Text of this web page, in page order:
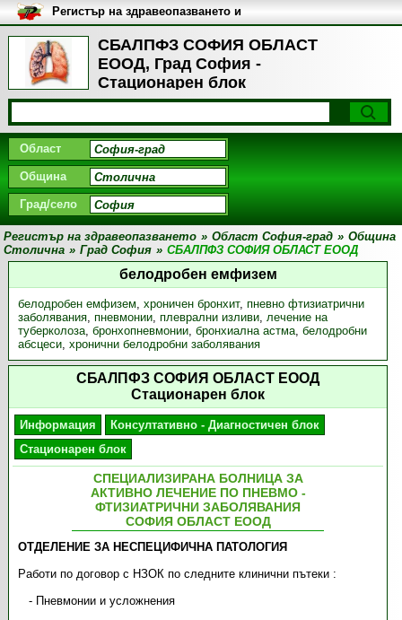
СБАЛПФЗ СОФИЯ ОБЛАСТ
ЕООД, Град София -
Стационарен блок
Регистър на здравеопазването и
медицинските заведения в
България
Област
Община
Град/село
Регистър на здравеопазването » Област София-град » Община
Столична » Град София » СБАЛПФЗ СОФИЯ ОБЛАСТ ЕООД
белодробен емфизем
белодробен емфизем, хроничен бронхит, пневно фтизиатрични
заболявания, пневмонии, плеврални изливи, лечение на
туберколоза, бронхопневмонии, бронхиална астма, белодробни
абсцеси, хронични белодробни заболявания
СБАЛПФЗ СОФИЯ ОБЛАСТ ЕООД
Стационарен блок
Информация
Консултативно - Диагностичен блок
Стационарен блок
СПЕЦИАЛИЗИРАНА БОЛНИЦА ЗА
АКТИВНО ЛЕЧЕНИЕ ПО ПНЕВМО -
ФТИЗИАТРИЧНИ ЗАБОЛЯВАНИЯ
СОФИЯ ОБЛАСТ ЕООД
ОТДЕЛЕНИЕ ЗА НЕСПЕЦИФИЧНА ПАТОЛОГИЯ
Работи по договор с НЗОК по следните клинични пътеки :
- Пневмонии и усложнения